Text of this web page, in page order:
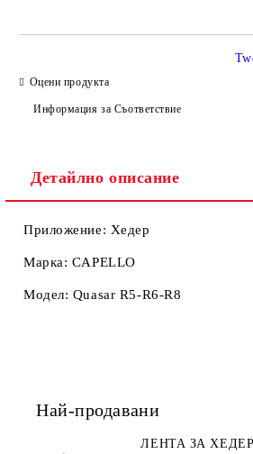
Оцени продукта
Информация за Съответствие
Детайлно описание
Приложение: Хедер
Марка: CAPELLO
Модел: Quasar R5-R6-R8
Най-продавани
ЛЕНТА ЗА ХЕДЕР